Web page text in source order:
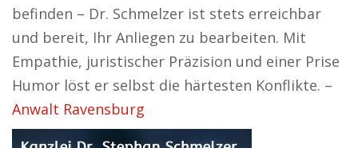
befinden – Dr. Schmelzer ist stets erreichbar
und bereit, Ihr Anliegen zu bearbeiten. Mit
Empathie, juristischer Präzision und einer Prise
Humor löst er selbst die härtesten Konflikte. –
Anwalt Ravensburg